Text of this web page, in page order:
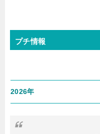
プチ情報
2026年